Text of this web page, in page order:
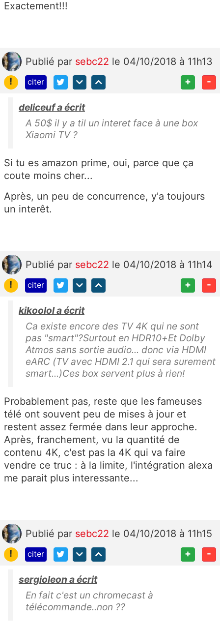
Exactement!!!
Publié par sebc22 le 04/10/2018 à 11h13
!
citer + -
deliceuf a écrit
A 50$ il y a til un interet face à une box
Xiaomi TV ?
Si tu es amazon prime, oui, parce que ça
coute moins cher...
Après, un peu de concurrence, y'a toujours
un interêt.
Publié par sebc22 le 04/10/2018 à 11h14
!
citer + -
kikoolol a écrit
Ca existe encore des TV 4K qui ne sont
pas "smart"?Surtout en HDR10+Et Dolby
Atmos sans sortie audio... donc via HDMI
eARC (TV avec HDMI 2.1 qui sera surement
smart...)Ces box servent plus à rien!
Probablement pas, reste que les fameuses
télé ont souvent peu de mises à jour et
restent assez fermée dans leur approche.
Après, franchement, vu la quantité de
contenu 4K, c'est pas la 4K qui va faire
vendre ce truc : à la limite, l'intégration alexa
me parait plus interessante...
Publié par sebc22 le 04/10/2018 à 11h15
!
citer + -
sergioleon a écrit
En fait c'est un chromecast à
télécommande..non ??